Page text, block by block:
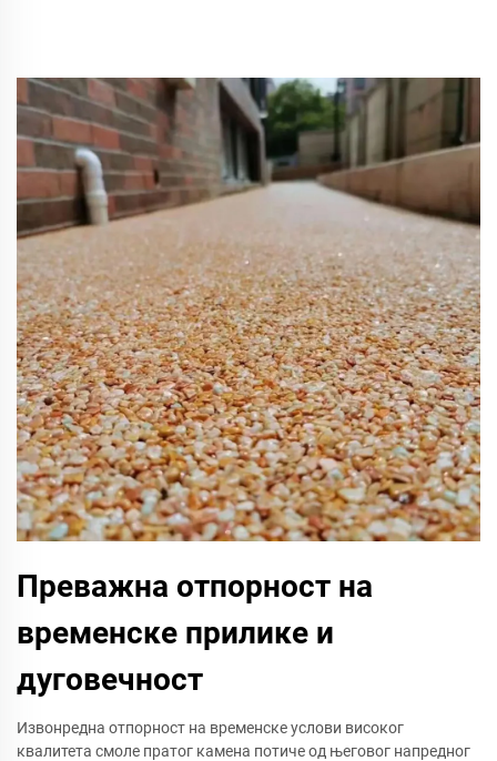
Преважна отпорност на
временске прилике и
дуговечност
Извонредна отпорност на временске услови високог
квалитета смоле пратог камена потиче од његовог напредног